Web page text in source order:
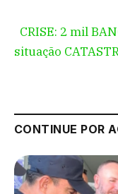
CRISE: 2 mil
situação
CONTINUE POR